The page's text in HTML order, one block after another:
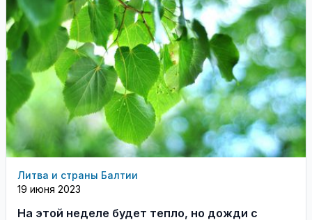
Литва и страны Балтии
19 июня 2023
На этой неделе будет тепло, но дожди с